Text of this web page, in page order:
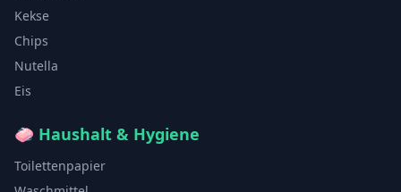
Kekse
Chips
Nutella
Eis
🧼 Haushalt & Hygiene
Toilettenpapier